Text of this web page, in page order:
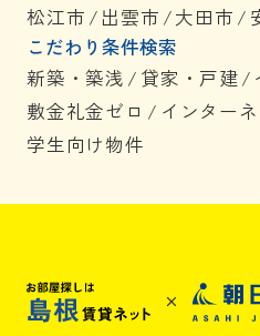
松江市 / 出雲市 /大田市 /
こだわり条件検索
新築・築浅 / 貸家・戸建/
敷金礼金ゼロ / インター
学生向け物件